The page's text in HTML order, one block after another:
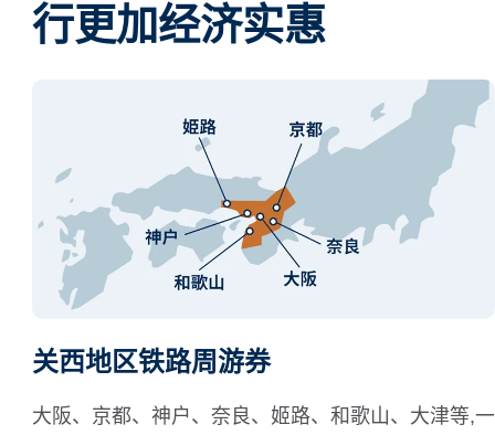
行更加经济实惠
关西地区铁路周游券
大阪、京都、神户、奈良、姬路、和歌山、大津等,一